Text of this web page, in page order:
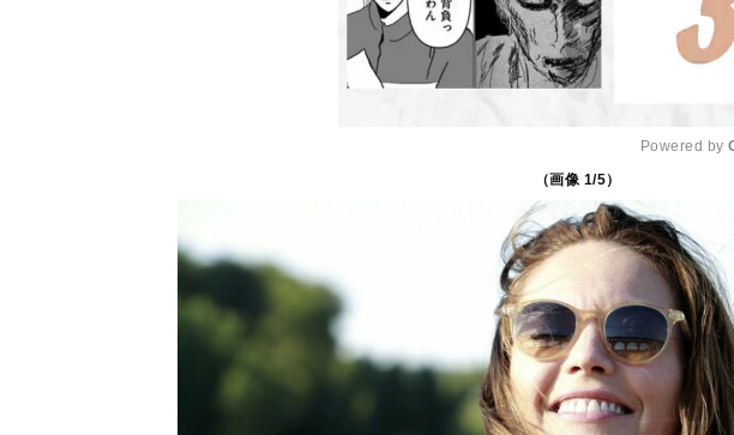
e
Powered by
（画像 1/5）